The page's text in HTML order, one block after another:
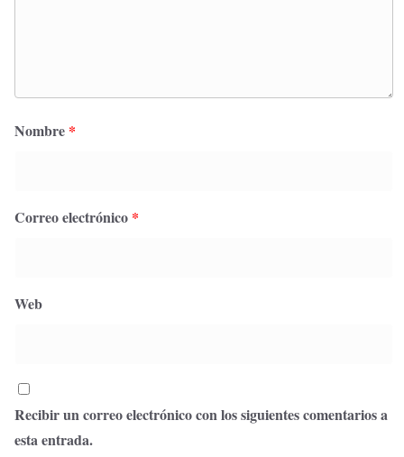
Nombre *
Correo electrónico *
Web
Recibir un correo electrónico con los siguientes comentarios a
esta entrada.